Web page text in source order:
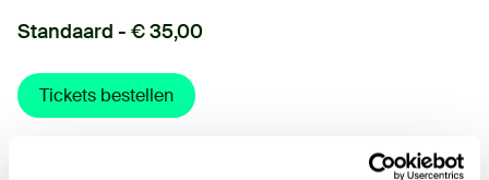
Standaard - € 35,00
Tickets bestellen